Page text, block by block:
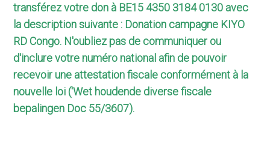
transférez votre don à BE15 4350 3184 0130 avec
la description suivante : Donation campagne KIYO
RD Congo. N'oubliez pas de communiquer ou
d'inclure votre numéro national afin de pouvoir
recevoir une attestation fiscale conformément à la
nouvelle loi ('Wet houdende diverse fiscale
bepalingen Doc 55/3607).